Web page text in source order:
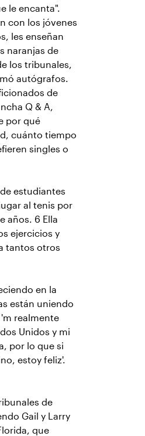
le encanta".
con los jóvenes
les enseñan
naranjas de
los tribunales,
autógrafos.
de
Q & A,
por qué
cuánto tiempo
singles o
estudiantes
al tenis por
años. 6 Ella
ejercicios y
tantos otros
en la
están uniendo
realmente
Unidos y mi
por lo que si
estoy feliz'.
de
Gail y Larry
que